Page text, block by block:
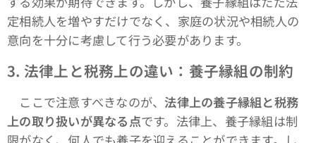
定相続人を増やすだけでなく、家庭の状況や相続人の
意向を十分に考慮して行う必要があります。
3. 法律上と税務上の違い：養子縁組の制約
ここで注意すべきなのが、法律上の養子縁組と税務
上の取り扱いが異なる点です。法律上、養子縁組は制